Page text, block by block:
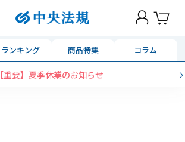
ランキング 商品特集 コラム
【重要】夏季休業のお知らせ